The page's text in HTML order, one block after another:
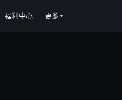
福利中心 更多